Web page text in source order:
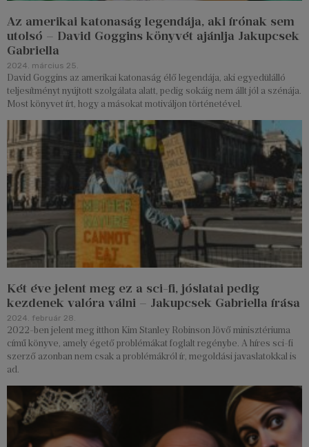
Az amerikai katonaság legendája, aki írónak sem
utolsó – David Goggins könyvét ajánlja Jakupcsek
Gabriella
2024. március 25.
David Goggins az amerikai katonaság élő legendája, aki egyedülálló
teljesítményt nyújtott szolgálata alatt, pedig sokáig nem állt jól a szénája.
Most könyvet írt, hogy a másokat motiváljon történetével.
Két éve jelent meg ez a sci-fi, jóslatai pedig
kezdenek valóra válni – Jakupcsek Gabriella írása
2024. február 28.
2022-ben jelent meg itthon Kim Stanley Robinson Jövő minisztériuma
című könyve, amely égető problémákat foglalt regénybe. A híres sci-fi
szerző azonban nem csak a problémákról ír, megoldási javaslatokkal is
ad.